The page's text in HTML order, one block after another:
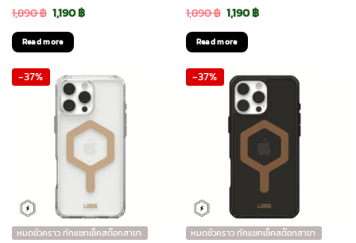
1,890฿ Original
price
was:
1,890 ฿.
1,190฿Current
1,190 ฿.
Read more
1,890฿ Original
price
was:
1,890 ฿.
1,190฿Current
1,190 ฿.
Read more
-37%
หมดชั่วคราว ทักแชทเช็คสต๊อกสาขา
-37%
หมดชั่วคราว ทักแชทเช็คสต๊อกสาขา